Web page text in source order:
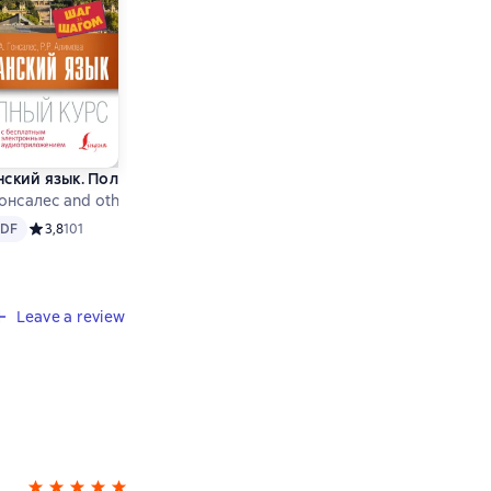
LECTA)
шаг за шагом (+ аудиоприложение LECTA)
54 оценок
язык. Полный курс шаг за шагом (+ аудиоприложение
and others
Средний рейтинг 3,8 на основе 101 оценок
3,8101
Leave a review